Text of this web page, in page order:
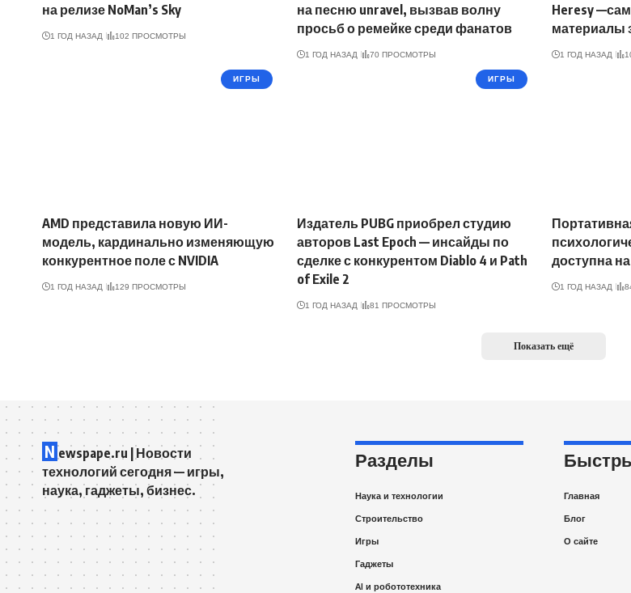
на релизе NoMan’s Sky
1 ГОД НАЗАД 102 ПРОСМОТРЫ
на песню unravel, вызвав волну
просьб о ремейке среди фанатов
1 ГОД НАЗАД 70 ПРОСМОТРЫ
Heresy
материалы
1 ГОД НАЗАД
ИГРЫ
AMD представила новую ИИ-
модель, кардинально изменяющую
конкурентное поле с NVIDIA
1 ГОД НАЗАД 129 ПРОСМОТРЫ
ИГРЫ
Издатель PUBG приобрел студию
авторов Last Epoch — инсайды по
сделке с конкурентом Diablo 4 и Path
of Exile 2
1 ГОД НАЗАД 81 ПРОСМОТРЫ
доступна
1 ГОД НАЗАД
Показать ещё
N ewspape.ru | Новости
технологий сегодня — игры,
наука, гаджеты, бизнес.
Разделы
Наука и технологии
Строительство
Игры
Гаджеты
AI и робототехника
Главная
Блог
О сайте